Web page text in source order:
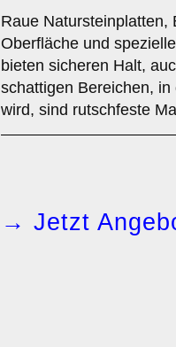
Raue Natursteinplatten,
Oberfläche und
bieten sicheren Halt,
schattigen Bereichen,
wird, sind rutschfeste
→ Jetzt